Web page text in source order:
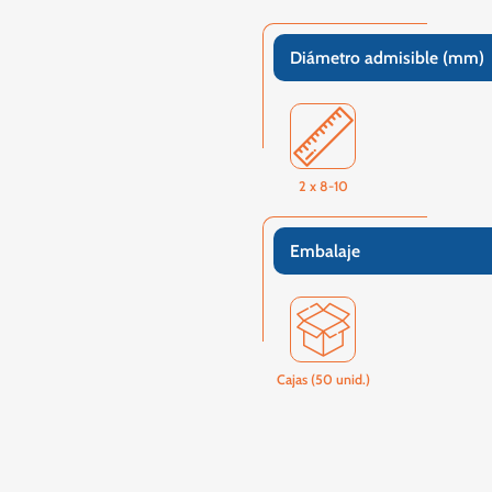
Diámetro admisible (mm)
2 x 8-10
Embalaje
Cajas (50 unid.)